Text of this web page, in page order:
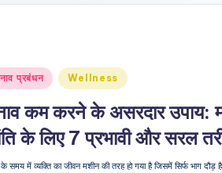
प्रबंधन Wellness
कम करने के असरदार उपाय:
के लिए 7 प्रभावी और सरल
में व्यक्ति का जीवन मशीन की तरह हो गया है जिसमें सिर्फ भाग